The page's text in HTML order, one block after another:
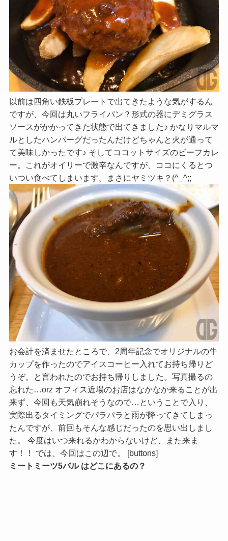
以前は四角い鉄板プレートで出てきたような気がするん
ですが、今回は丸いフライパン？形式の器にデミグラス
ソースがかかってきた状態で出てきました♪ かなりマルマ
ルとしたハンバーグだったんだけどちゃんと火が通って
て美味しかったです♪ そしてココットサイズのビーフカレ
ー。これがオイリーで激辛なんですが、ココにくるとつ
いつい食べてしまいます。まさにヤミツキ？(^_^;;
お会計を済ませたところで、2周年記念でオリジナルの牛
カップを作ったのでアイスコーヒー入れてお持ち帰りど
うぞ。と言われたのでお持ち帰りしました。写真撮るの
忘れた…orz オフィス近場のお店はなかなか来ることが出
来ず、今回も天気崩れそうなので…ということで入り、
実際出るタイミングでパラパラと雨が降ってきてしまっ
たんですが、前回もそんな感じだったのを思い出しまし
た。 今度はいつ来れるかわからないけど、また来ま
す！！ では、今回はこの辺で。 [buttons]
ミートミーツ5バル はどこにあるの？